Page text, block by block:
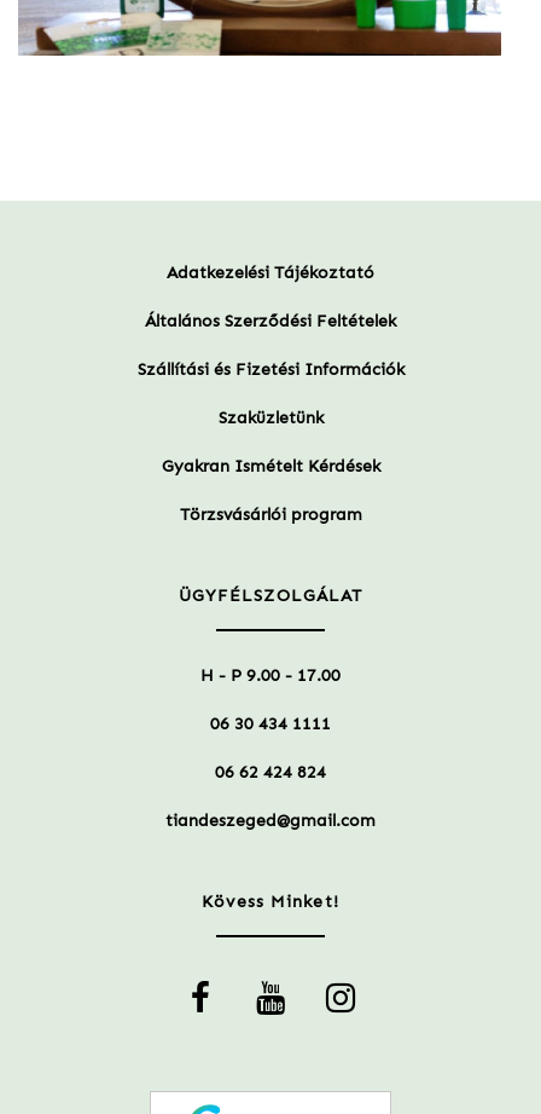
Adatkezelési Tájékoztató
Általános Szerződési Feltételek
Szállítási és Fizetési Információk
Szaküzletünk
Gyakran Ismételt Kérdések
Törzsvásárlói program
ÜGYFÉLSZOLGÁLAT
H - P 9.00 - 17.00
06 30 434 1111
06 62 424 824
tiandeszeged@gmail.com
Kövess Minket!